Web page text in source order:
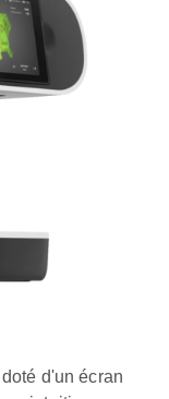
d'un écran